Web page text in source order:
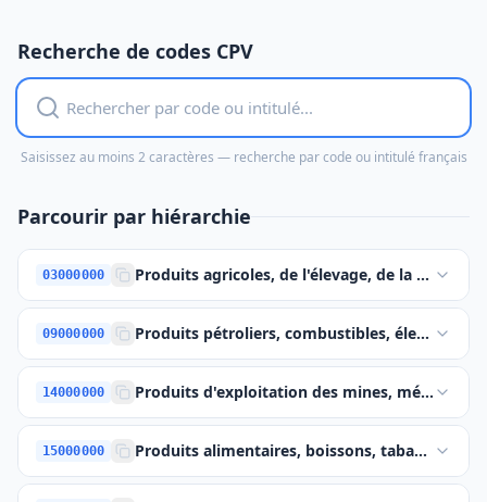
Recherche de codes CPV
Saisissez au moins 2 caractères — recherche par code ou intitulé français
Parcourir par hiérarchie
03000000 Produits agricoles, de l'élevage, de la pêche,
09000000 Produits pétroliers, combustibles, électricité
14000000 Produits d'exploitation des mines, métaux de
15000000 Produits alimentaires, boissons, tabac et